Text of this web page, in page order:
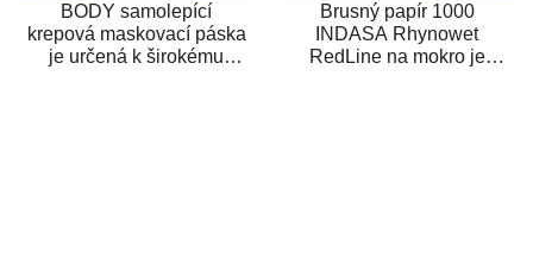
BODY samolepící
krepová maskovací páska
je určená k širokému
Brusný papír 1000
INDASA Rhynowet
RedLine na mokro je